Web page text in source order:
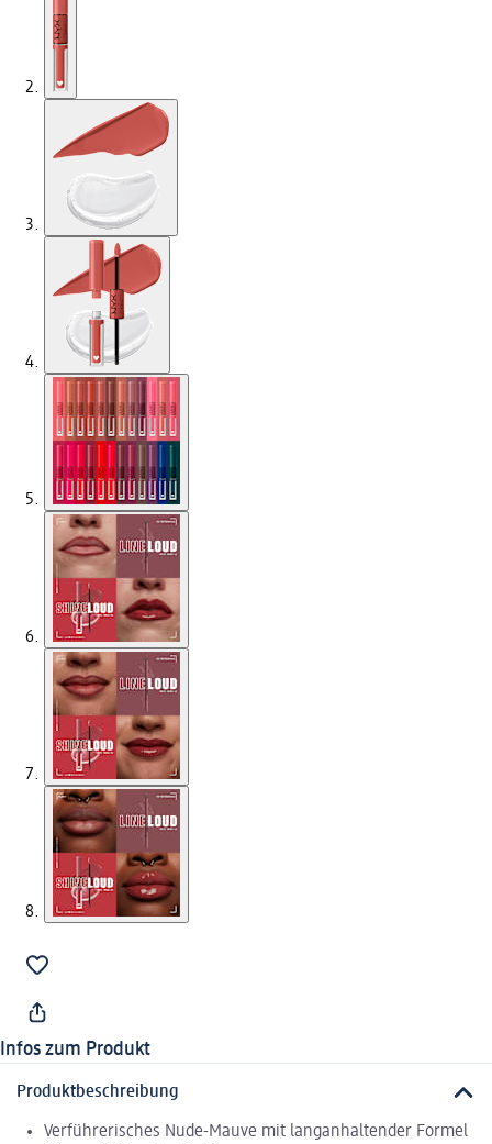
Infos zum Produkt
Produktbeschreibung
Verführerisches Nude-Mauve mit langanhaltender Formel